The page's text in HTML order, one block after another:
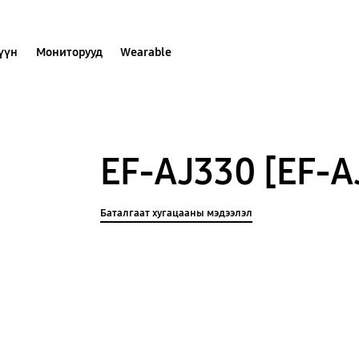
Мониторууд Wearable
EF-AJ330 [EF-
Баталгаат хугацааны мэдээлэл